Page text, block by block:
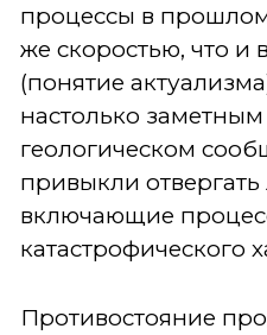
процессы в
же скоростью, что и
(понятие
настолько
геологическом
привыкли
включающие
катастрофического
Противостояние